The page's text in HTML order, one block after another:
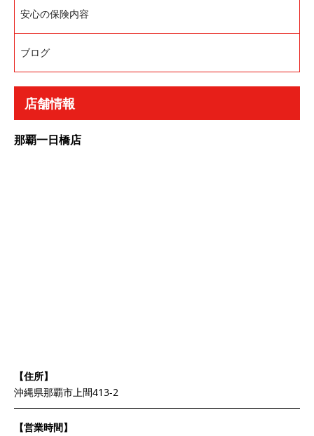
安心の保険内容
ブログ
店舗情報
那覇一日橋店
【住所】
沖縄県那覇市上間413-2
【営業時間】